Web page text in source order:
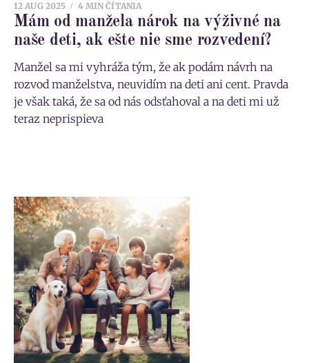
Mám od manžela nárok na výživné na
naše deti, ak ešte nie sme rozvedení?
12 AUG 2025 4 MIN ČÍTANIA
Manžel sa mi vyhráža tým, že ak podám návrh na
rozvod manželstva, neuvidím na deti ani cent. Pravda
je však taká, že sa od nás odsťahoval a na deti mi už
teraz neprispieva